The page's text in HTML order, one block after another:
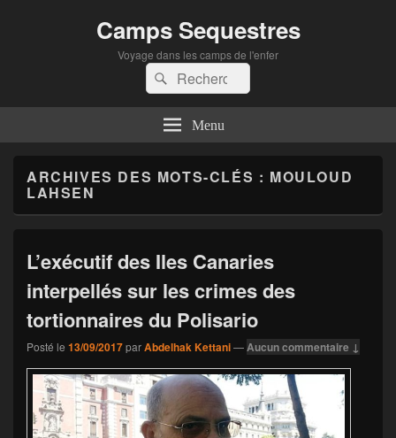
Camps Sequestres
Voyage dans les camps de l'enfer
Recherche :
Rechercher
Menu
ARCHIVES DES MOTS-CLÉS : MOULOUD
LAHSEN
L’exécutif des Iles Canaries
interpellés sur les crimes des
tortionnaires du Polisario
Posté le 13/09/2017parAbdelhak Kettani—Aucun commentaire ↓